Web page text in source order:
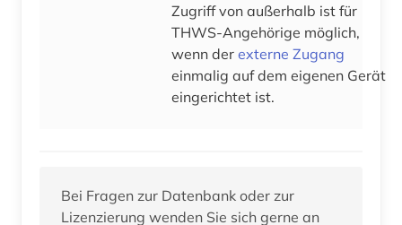
Zugriff von außerhalb ist für
THWS-Angehörige möglich,
wenn der externe Zugang
einmalig auf dem eigenen Gerät
eingerichtet ist.
Bei Fragen zur Datenbank oder zur
Lizenzierung wenden Sie sich gerne an